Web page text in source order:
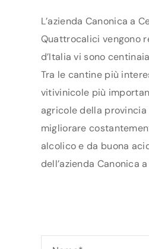
L’azienda Canonica a
Quattrocalici vengono
d’Italia vi sono
Tra le cantine più
vitivinicole più
agricole della
migliorare
alcolico e da buona
dell’azienda Canonica